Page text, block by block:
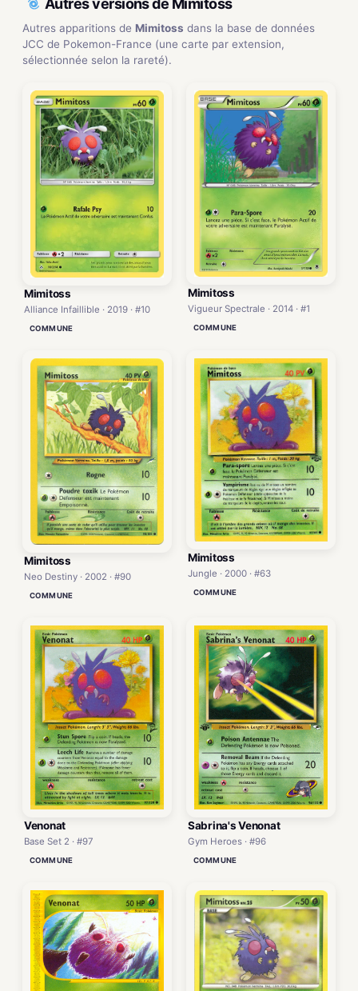
Autres versions de Mimitoss
Autres apparitions de Mimitoss dans la base de données
JCC de Pokemon-France (une carte par extension,
sélectionnée selon la rareté).
Mimitoss
Alliance Infaillible · 2019 · #10
COMMUNE
Mimitoss
Vigueur Spectrale · 2014 · #1
COMMUNE
Mimitoss
Neo Destiny · 2002 · #90
COMMUNE
Mimitoss
Jungle · 2000 · #63
COMMUNE
Venonat
Base Set 2 · #97
COMMUNE
Sabrina's Venonat
Gym Heroes · #96
COMMUNE